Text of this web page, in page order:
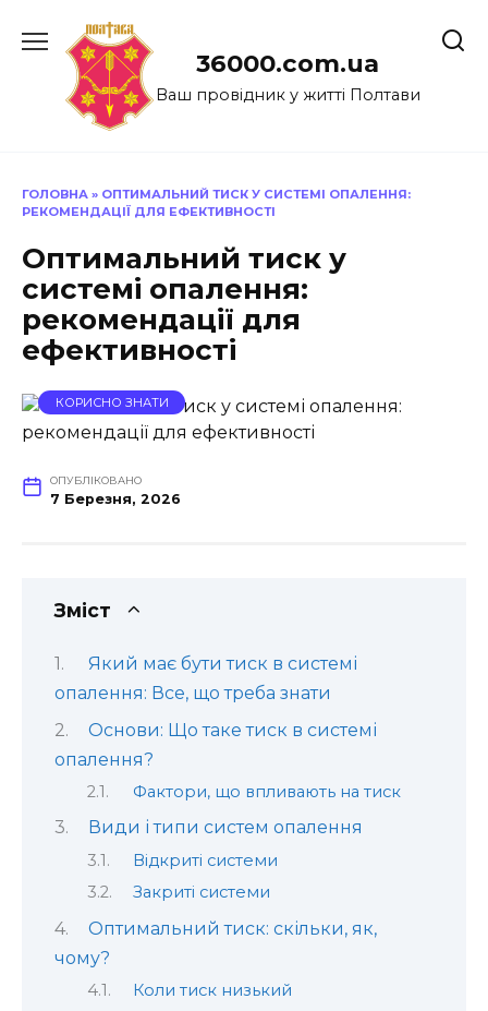
до
36000.com.ua
Ваш провідник у житті Полтави
ГОЛОВНА » ОПТИМАЛЬНИЙ ТИСК У СИСТЕМІ ОПАЛЕННЯ:
РЕКОМЕНДАЦІЇ ДЛЯ ЕФЕКТИВНОСТІ
Оптимальний тиск у
системі опалення:
рекомендації для
ефективності
КОРИСНО ЗНАТИ
ОПУБЛІКОВАНО
7 Березня, 2026
Зміст
Який має бути тиск в системі
опалення: Все, що треба знати
Основи: Що таке тиск в системі
опалення?
Фактори, що впливають на тиск
Види і типи систем опалення
Відкриті системи
Закриті системи
Оптимальний тиск: скільки, як,
чому?
Коли тиск низький